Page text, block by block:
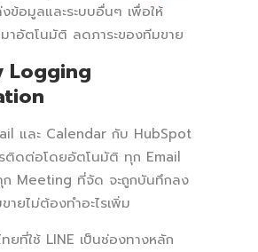
ข้อมูลและระบบอื่นๆ เพื่อให้
มาอัตโนมัติ ลดภาระของทีมขาย
Logging
และ Calendar กับ HubSpot
ติดต่อโดยอัตโนมัติ ทุก Email
ก Meeting ที่จัด จะถูกบันทึกลง
ายไม่ต้องทำอะไรเพิ่ม
ยที่ใช้ LINE เป็นช่องทางหลัก